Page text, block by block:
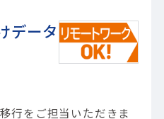
データ
行をご担当いただきま